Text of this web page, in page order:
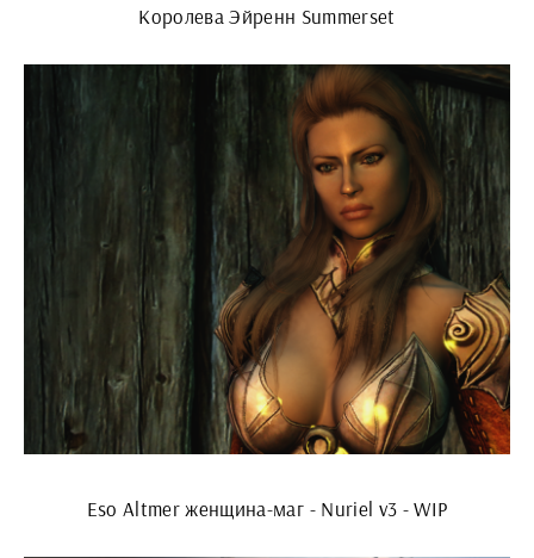
Королева Эйренн Summerset
Eso Altmer женщина-маг - Nuriel v3 - WIP